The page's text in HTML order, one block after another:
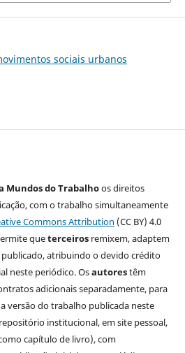
sociais urbanos
Mundos do Trabalhoos direitos
com o trabalho simultaneamente
Commons Attribution (CC BY) 4.0
queterceirosremixem, adaptem
atribuindo o devido crédito
neste periódico. Osautorestêm
adicionais separadamente, para
versão do trabalho publicada neste
institucional, em site pessoal,
capítulo de livro), com